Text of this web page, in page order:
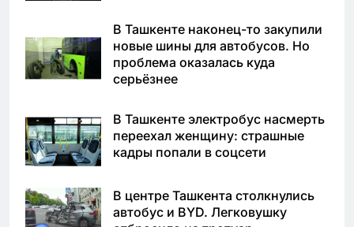
В Ташкенте наконец-то закупили
новые шины для автобусов. Но
проблема оказалась куда
серьёзнее
В Ташкенте электробус насмерть
переехал женщину: страшные
кадры попали в соцсети
В центре Ташкента столкнулись
автобус и BYD. Легковушку